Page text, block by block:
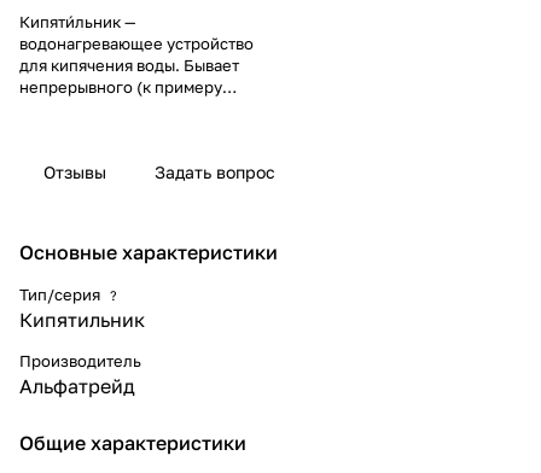
Кипяти́льник —
водонагревающее устройство
для кипячения воды. Бывает
непрерывного (к примеру
Отзывы Задать вопрос
Основные характеристики
Тип/серия ?
Кипятильник
Производитель
Альфатрейд
Общие характеристики